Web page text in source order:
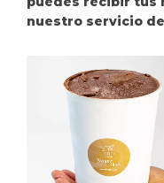
nuestro servicio